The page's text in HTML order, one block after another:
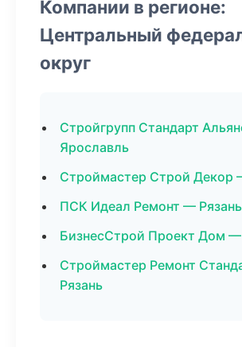
Компании в регионе:
Центральный
округ
Стройгрупп Стандарт
Ярославль
Строймастер Строй Декор
ПСК Идеал Ремонт — Рязань
БизнесСтрой Проект Дом
Строймастер Ремонт
Рязань